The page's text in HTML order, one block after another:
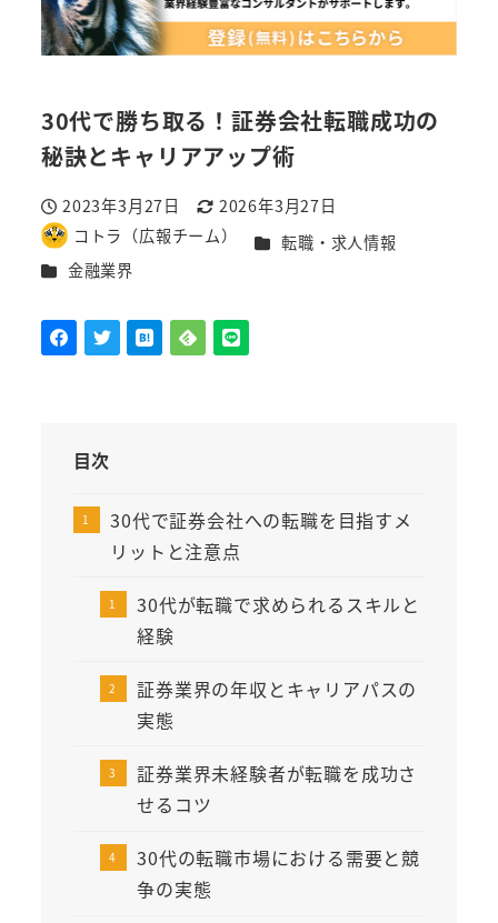
30代で勝ち取る！証券会社転職成功の
秘訣とキャリアアップ術
投稿日
2023年3月27日
更新日
2026年3月27日
著
者
コトラ（広報チーム） カテゴリー
転職・求人情報
カテゴリー
金融業界
目次
30代で証券会社への転職を目指すメ
リットと注意点
30代が転職で求められるスキルと
経験
証券業界の年収とキャリアパスの
実態
証券業界未経験者が転職を成功さ
せるコツ
30代の転職市場における需要と競
争の実態